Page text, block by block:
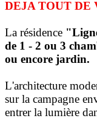
DEJA TOUT DE
La résidence
de 1 - 2 ou 3
ou encore jardin.
L'architecture
sur la campagne
entrer la lumière